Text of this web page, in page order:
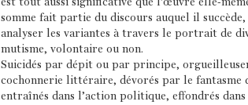
est tout aussi significative que l’œuvre elle-
somme fait partie du discours auquel il succède,
analyser les variantes à travers le portrait de
mutisme, volontaire ou non.
Suicidés par dépit ou par principe,
cochonnerie littéraire, dévorés par le fantasme
entraînés dans l’action politique, effondrés